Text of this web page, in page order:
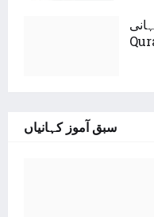
-
سبق آموز کہانیاں